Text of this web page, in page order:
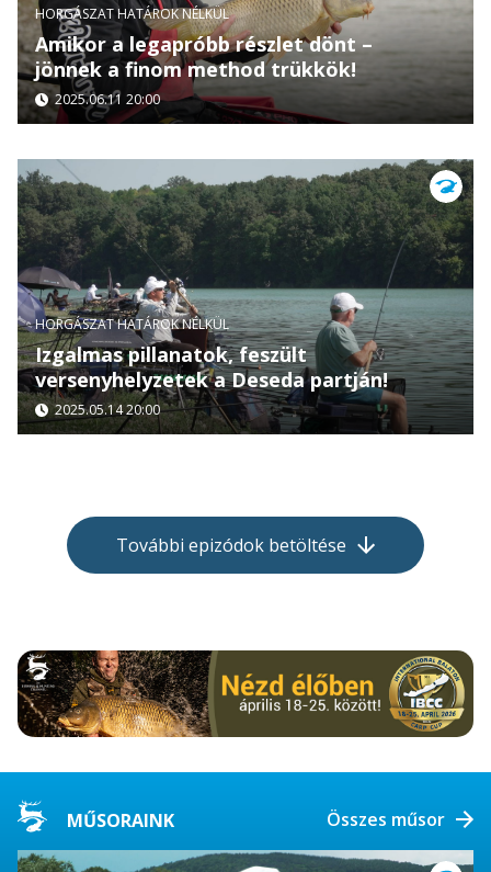
HORGÁSZAT HATÁROK NÉLKÜL
Amikor a legapróbb részlet dönt –
jönnek a finom method trükkök!
2025.06.11 20:00
HORGÁSZAT HATÁROK NÉLKÜL
Izgalmas pillanatok, feszült
versenyhelyzetek a Deseda partján!
2025.05.14 20:00
További epizódok betöltése
MŰSORAINK Összes műsor